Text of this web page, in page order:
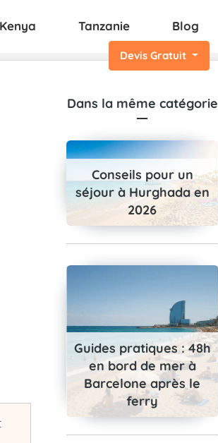
Kenya Tanzanie Blog
Devis Gratuit
Dans la même catégorie
Conseils pour un
séjour à Hurghada en
2026
Guides pratiques : 48h
en bord de mer à
Barcelone après le
ferry